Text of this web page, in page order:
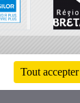
Tout accepter